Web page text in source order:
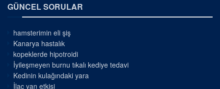
GÜNCEL SORULAR
hamsterimin eli şiş
Kanarya hastalık
kopeklerde hipotroidi
İyileşmeyen burnu tıkalı kediye tedavi
Kedinin kulağındaki yara
İlaç yan etkisi